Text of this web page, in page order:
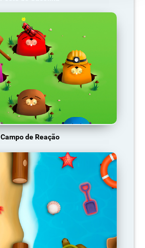
Campo de Reação